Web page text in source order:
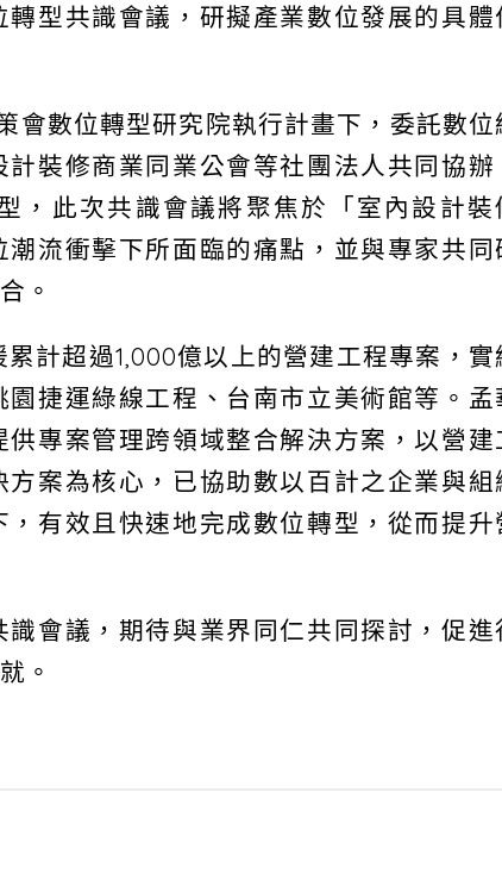
型共識會議，研擬產業數位發展的具體
會數位轉型研究院執行計畫下，委託數位
裝修商業同業公會等社團法人共同協辦
，此次共識會議將聚焦於「室內設計裝
流衝擊下所面臨的痛點，並與專家共同
。
計超過1,000億以上的營建工程專案，實
捷運綠線工程、台南市立美術館等。孟
專案管理跨領域整合解決方案，以營建
案為核心，已協助數以百計之企業與組
有效且快速地完成數位轉型，從而提升
會議，期待與業界同仁共同探討，促進
。